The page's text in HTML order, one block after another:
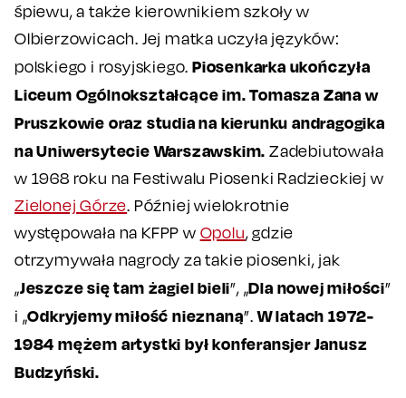
śpiewu, a także kierownikiem szkoły w
Olbierzowicach. Jej matka uczyła języków:
polskiego i rosyjskiego.Piosenkarka ukończyła
Liceum Ogólnokształcące im. Tomasza Zana w
Pruszkowie oraz studia na kierunku andragogika
na Uniwersytecie Warszawskim. Zadebiutowała
w 1968 roku na Festiwalu Piosenki Radzieckiej w
Zielonej Górze. Później wielokrotnie
występowała na KFPP w Opolu, gdzie
otrzymywała nagrody za takie piosenki, jak
„Jeszcze się tam żagiel bieli”, „Dla nowej miłości”
i „Odkryjemy miłość nieznaną”.W latach 1972-
1984 mężem artystki był konferansjer Janusz
Budzyński.